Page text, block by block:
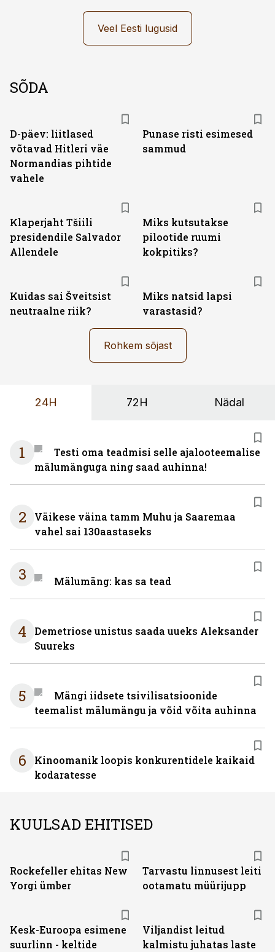
Veel Eesti lugusid
SÕDA
D-päev: liitlased
võtavad Hitleri väe
Normandias pihtide
vahele
Punase risti esimesed
sammud
Klaperjaht Tšiili
presidendile Salvador
Allendele
Miks kutsutakse
pilootide ruumi
kokpitiks?
Kuidas sai Šveitsist
neutraalne riik?
Miks natsid lapsi
varastasid?
Rohkem sõjast
24H 72H Nädal
1
Testi oma teadmisi selle ajalooteemalise
mälumänguga ning saad auhinna!
2
Väikese väina tamm Muhu ja Saaremaa
vahel sai 130aastaseks
3 Mälumäng: kas sa tead
4
Demetriose unistus saada uueks Aleksander
Suureks
5
Mängi iidsete tsivilisatsioonide
teemalist mälumängu ja võid võita auhinna
6
Kinoomanik loopis konkurentidele kaikaid
kodaratesse
KUULSAD EHITISED
Rockefeller ehitas New
Yorgi ümber
Tarvastu linnusest leiti
ootamatu müürijupp
Kesk-Euroopa esimene
suurlinn - keltide
Viljandist leitud
kalmistu juhatas laste